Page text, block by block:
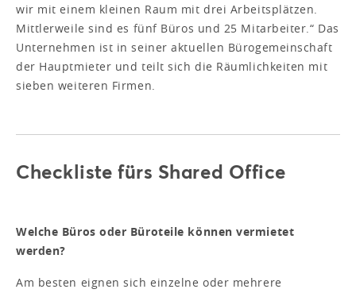
wir mit einem kleinen Raum mit drei Arbeitsplätzen.
Mittlerweile sind es fünf Büros und 25 Mitarbeiter.“ Das
Unternehmen ist in seiner aktuellen Bürogemeinschaft
der Hauptmieter und teilt sich die Räumlichkeiten mit
sieben weiteren Firmen.
Checkliste fürs Shared Office
Welche Büros oder Büroteile können vermietet
werden?
Am besten eignen sich einzelne oder mehrere